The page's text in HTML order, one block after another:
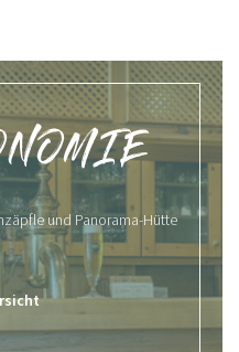
und Panorama-Hütte